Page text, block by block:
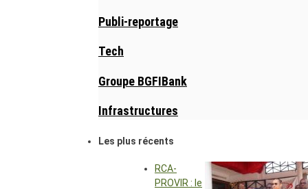
Publi-reportage
Tech
Groupe BGFIBank
Infrastructures
Les plus récents
RCA-
PROVIR : le